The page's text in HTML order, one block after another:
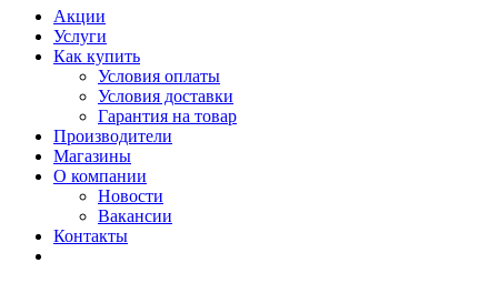
Акции
Услуги
Как купить
Условия оплаты
Условия доставки
Гарантия на товар
Производители
Магазины
О компании
Новости
Вакансии
Контакты